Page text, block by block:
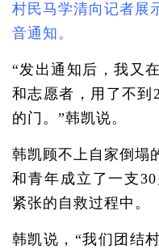
村民马学清向记者展
音通知。
“发出通知后，我又
和志愿者，用了不到
的门。”韩凯说。
韩凯顾不上自家倒塌
和青年成立了一支
紧张的自救过程中。
韩凯说，“我们团结